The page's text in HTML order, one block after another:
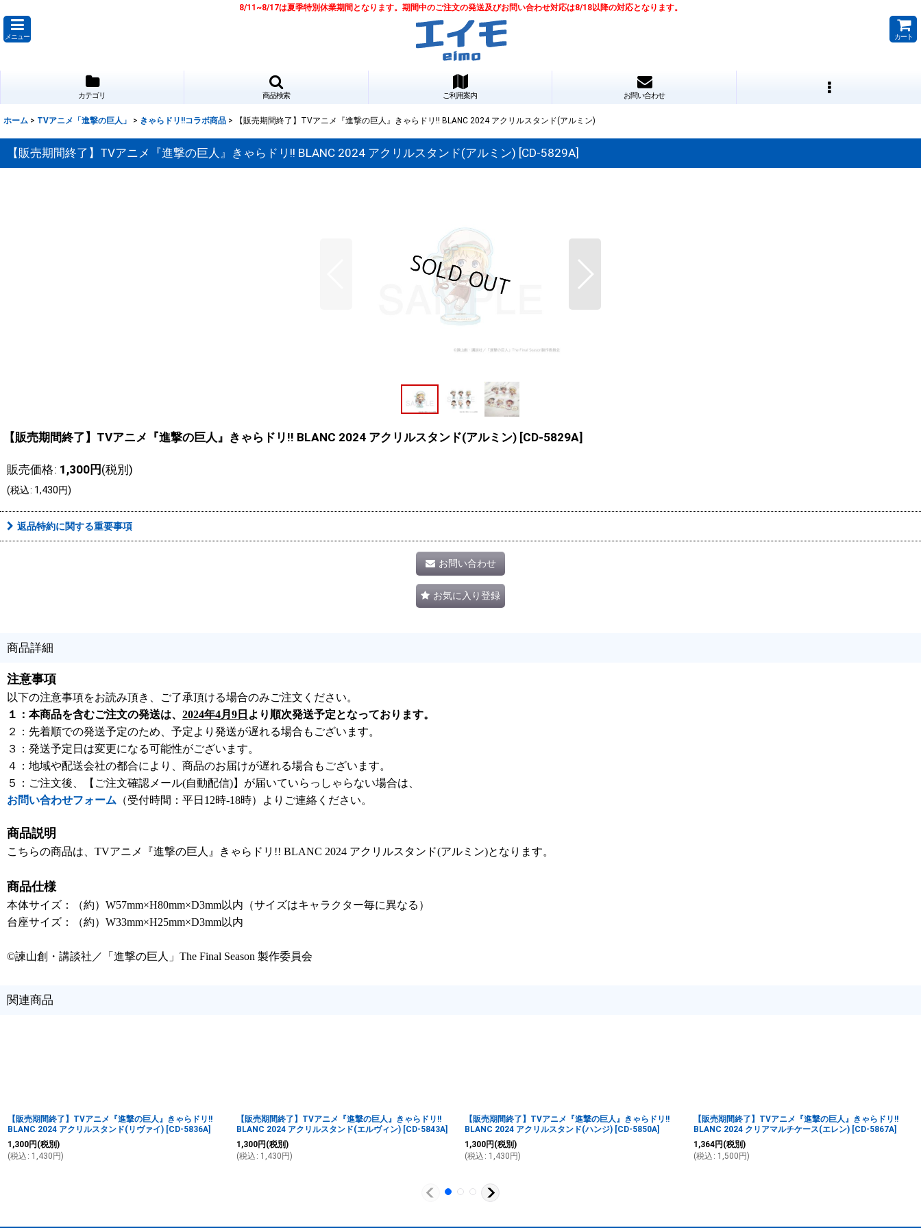
8/11~8/17は夏季特別休業期間となります。期間中のご注文の発送及びお問い合わせ対応は8/18以降の対応となります。
メニュー カート
カテゴリ 商品検索 ご利用案内 お問い合わせ
ホーム > TVアニメ「進撃の巨人」 > きゃらドリ!!コラボ商品 > 【販売期間終了】TVアニメ『進撃の巨人』きゃらドリ!! BLANC 2024 アクリルスタンド(アルミン)
【販売期間終了】TVアニメ『進撃の巨人』きゃらドリ!! BLANC 2024 アクリルスタンド(アルミン) [CD-5829A]
【販売期間終了】TVアニメ『進撃の巨人』きゃらドリ!! BLANC 2024 アクリルスタンド(アルミン) [CD-5829A]
販売価格: 1,300円 (税別)
(税込: 1,430円)
返品特約に関する重要事項
お問い合わせ
お気に入り登録
商品詳細
注意事項
以下の注意事項をお読み頂き、ご了承頂ける場合のみご注文ください。
１：本商品を含むご注文の発送は、 2024年4月9日 より順次発送予定となっております。
２：先着順での発送予定のため、予定より発送が遅れる場合もございます。
３：発送予定日は変更になる可能性がございます。
４：地域や配送会社の都合により、商品のお届けが遅れる場合もございます。
５：ご注文後、【ご注文確認メール(自動配信)】が届いていらっしゃらない場合は、
お問い合わせフォーム （受付時間：平日12時-18時）よりご連絡ください。
商品説明
こちらの商品は、TVアニメ『進撃の巨人』きゃらドリ!! BLANC 2024 アクリルスタンド(アルミン)となります。
商品仕様
本体サイズ：（約）W57mm×H80mm×D3mm以内（サイズはキャラクター毎に異なる）
台座サイズ：（約）W33mm×H25mm×D3mm以内
©諫山創・講談社／「進撃の巨人」The Final Season 製作委員会
関連商品
【販売期間終了】TVアニメ『進撃の巨人』きゃらドリ!!
BLANC 2024 アクリルスタンド(リヴァイ) [CD-5836A]
1,300円 (税別)
(税込 : 1,430 円)
【販売期間終了】TVアニメ『進撃の巨人』きゃらドリ!!
BLANC 2024 アクリルスタンド(エルヴィン) [CD-5843A]
1,300円 (税別)
(税込 : 1,430 円)
【販売期間終了】TVアニメ『進撃の巨人』きゃらドリ!!
BLANC 2024 アクリルスタンド(ハンジ) [CD-5850A]
1,300円 (税別)
(税込 : 1,430 円)
【販売期間終了】TVアニメ『進撃の巨人』きゃらドリ!!
BLANC 2024 クリアマルチケース(エレン) [CD-5867A]
1,364円 (税別)
(税込 : 1,500 円)